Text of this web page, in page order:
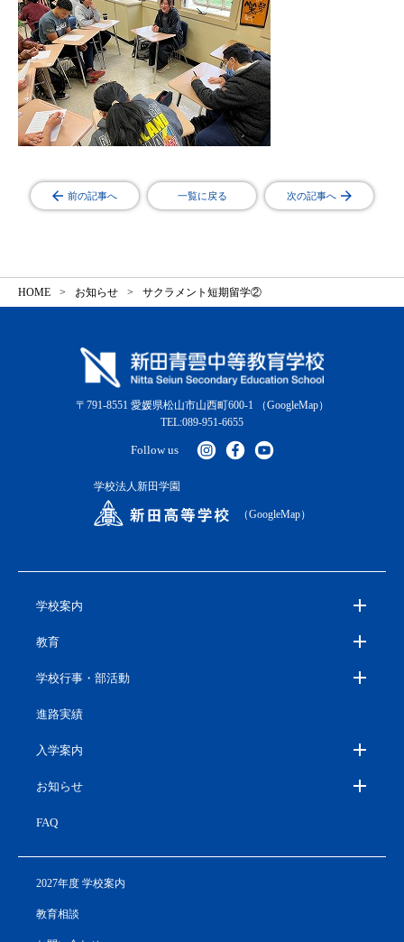
前の記事へ 一覧に戻る 次の記事へ
HOME お知らせ サクラメント短期留学②
〒791-8551 愛媛県松山市山西町600-1
（GoogleMap）
TEL:089-951-6655
Follow us
学校法人新田学園
（GoogleMap）
学校案内
教育
学校行事・部活動
進路実績
入学案内
お知らせ
FAQ
2027年度 学校案内
教育相談